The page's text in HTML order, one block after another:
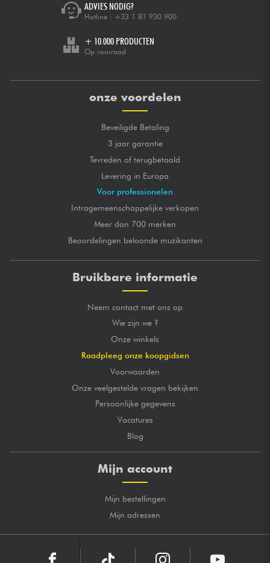
ADVIES NODIG?
Hotline : +33 1 81 930 900
+ 10.000 PRODUCTEN
Op voorraad
onze voordelen
Beveiligde Betaling
3 jaar garantie
Tevreden of terugbetaald
Levering in Europa
Voor professionelen
Intragemeenschappelijke verkopen
Meer dan 700 merken
Beoordelingen beloonde muzikanten
Bruikbare informatie
Neem contact met ons op
Wie zijn we ?
Onze winkels
Raadpleeg onze koopgidsen
Voorwaarden
Onze veelgestelde vragen bekijken
Persoonlijke gegevens
Vacatures
Blog
Mijn account
Mijn bestellingen
Mijn adressen